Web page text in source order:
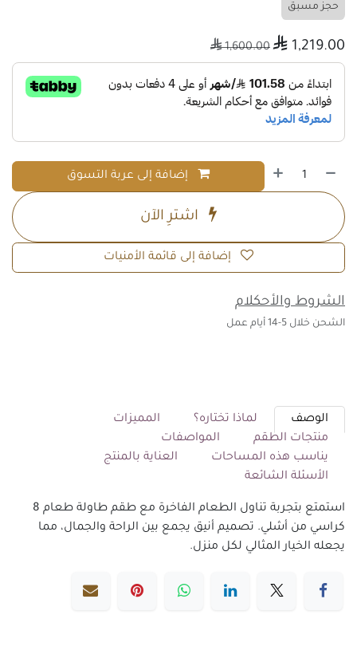
حجز مسبق
1,219.00
1,600.00

إضافة إلى عربة التسوق
اشترِ الآن
إضافة إلى قائمة الأمنيات
الشروط والأحكلام
الشحن خلال 5-14 أيام عمل
الوصف لماذا تختاره؟
المميزات
منتجات الطقم
المواصفات
يناسب هذه المساحات
العناية بالمنتج
الأسئلة الشائعة
استمتع بتجربة تناول الطعام الفاخرة مع طقم طاولة طعام 8
كراسي من أشلي. تصميم أنيق يجمع بين الراحة والجمال، مما
يجعله الخيار المثالي لكل منزل.